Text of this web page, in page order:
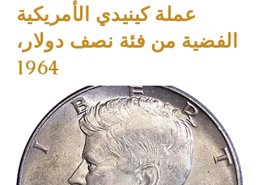
عملة كينيدي الأمريكية
الفضية من فئة نصف دولار،
1964